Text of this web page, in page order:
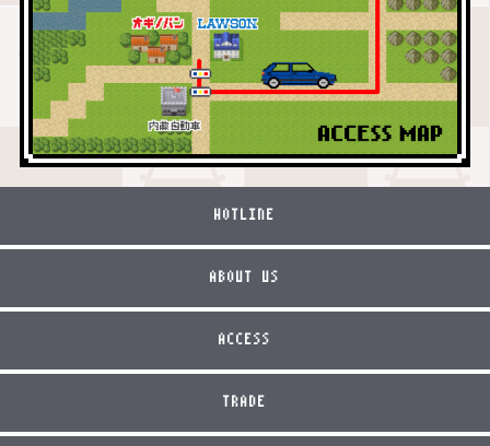
HOTLINE
ABOUT US
ACCESS
TRADE